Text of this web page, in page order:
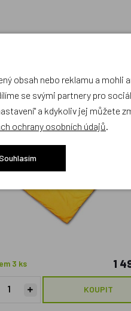
výrobek
3 ks
1
KOUPIT
obsah nebo reklamu a mohli
se svými partnery pro
a kdykoliv jej můžete
ochrany osobních údajů